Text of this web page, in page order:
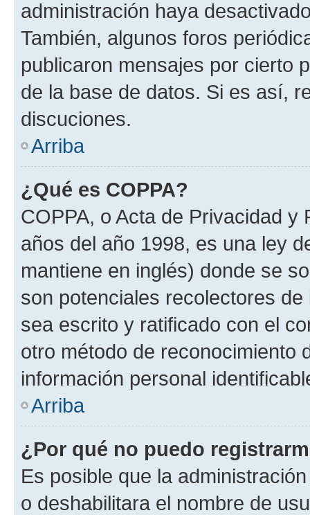
administración haya
También, algunos foros
publicaron mensajes por cierto
de la base de datos. Si es así,
discuciones.
Arriba
¿Qué es COPPA?
COPPA, o Acta de Privacidad
años del año 1998, es una ley
mantiene en inglés) donde se
son potenciales recolectores
sea escrito y ratificado con el
otro método de reconocimiento
información personal
Arriba
¿Por qué no puedo
Es posible que la
o deshabilitara el nombre de